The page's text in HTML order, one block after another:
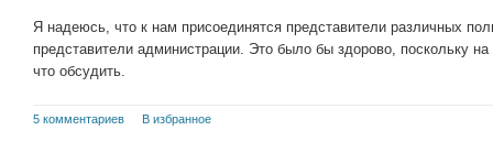
Я надеюсь, что к нам присоединятся представители различных
представители администрации. Это было бы здорово, поскольку
что обсудить.
5 комментариев В избранное